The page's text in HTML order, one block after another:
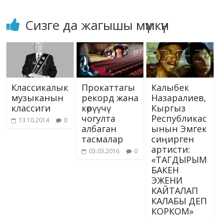
Сизге да жагышы мүмкүн
Классикалык
музыканын
классиги
13.10.2014 0
Прокаттагы
рекорд жана
көрүүчү
чогулта
албаган
тасмалар
03.03.2016 0
Калыбек
Назаралиев,
Кыргыз
Республикас
ынын Эмгек
сиӊирген
артисти:
«ТАГДЫРЫМ
БАКЕН
ЭЖЕНИ
КАЙТАЛАП
КАЛАБЫ ДЕП
КОРКОМ»